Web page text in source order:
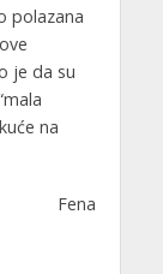
polazana
je da su
na
Fena